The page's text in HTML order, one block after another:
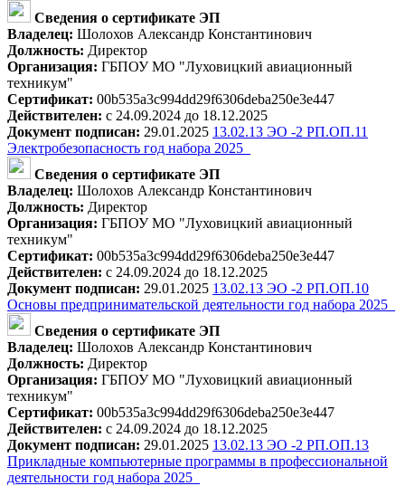
Сведения о сертификате ЭП
Владелец: Шолохов Александр Константинович
Должность: Директор
Организация: ГБПОУ МО "Луховицкий авиационный
техникум"
Сертификат: 00b535a3c994dd29f6306deba250e3e447
Действителен: с 24.09.2024 до 18.12.2025
Документ подписан: 29.01.2025 13.02.13 ЭО -2 РП.ОП.11
Электробезопасность год набора 2025_
Сведения о сертификате ЭП
Владелец: Шолохов Александр Константинович
Должность: Директор
Организация: ГБПОУ МО "Луховицкий авиационный
техникум"
Сертификат: 00b535a3c994dd29f6306deba250e3e447
Действителен: с 24.09.2024 до 18.12.2025
Документ подписан: 29.01.2025 13.02.13 ЭО -2 РП.ОП.10
Основы предпринимательской деятельности год набора 2025_
Сведения о сертификате ЭП
Владелец: Шолохов Александр Константинович
Должность: Директор
Организация: ГБПОУ МО "Луховицкий авиационный
техникум"
Сертификат: 00b535a3c994dd29f6306deba250e3e447
Действителен: с 24.09.2024 до 18.12.2025
Документ подписан: 29.01.2025 13.02.13 ЭО -2 РП.ОП.13
Прикладные компьютерные программы в профессиональной
деятельности год набора 2025_